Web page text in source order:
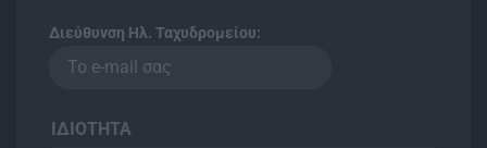
Διεύθυνση Ηλ. Ταχυδρομείου:
ΙΔΙΌΤΗΤΑ